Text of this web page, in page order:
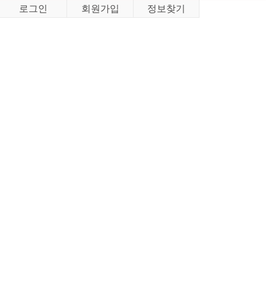
로그인
회원가입 정보찾기